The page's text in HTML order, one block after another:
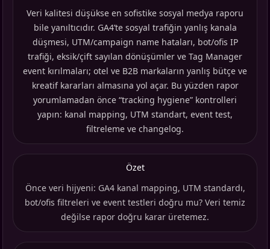
Veri kalitesi düşükse en sofistike sosyal medya raporu
bile yanıltıcıdır. GA4’te sosyal trafiğin yanlış kanala
düşmesi, UTM/campaign name hataları, bot/ofis IP
trafiği, eksik/çift sayılan dönüşümler ve Tag Manager
event kırılmaları; otel ve B2B markaların yanlış bütçe ve
kreatif kararları almasına yol açar. Bu yüzden rapor
yorumlamadan önce “tracking hygiene” kontrolleri
yapın: kanal mapping, UTM standart, event test,
filtreleme ve changelog.
Özet
Önce veri hijyeni: GA4 kanal mapping, UTM standardı,
bot/ofis filtreleri ve event testleri doğru mu? Veri temiz
değilse rapor doğru karar üretemez.